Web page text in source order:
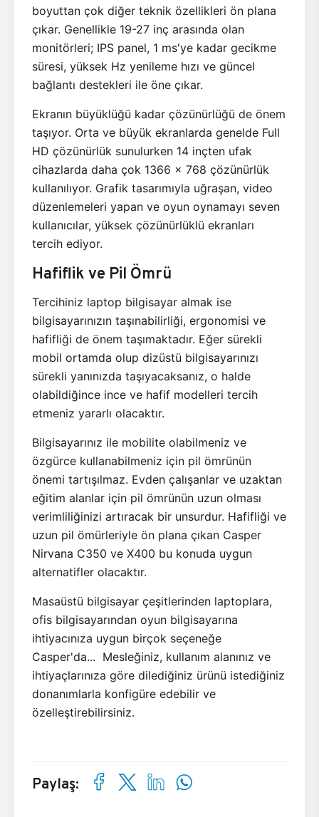
boyuttan çok diğer teknik özellikleri ön plana
çıkar. Genellikle 19-27 inç arasında olan
monitörleri; IPS panel, 1 ms'ye kadar gecikme
süresi, yüksek Hz yenileme hızı ve güncel
bağlantı destekleri ile öne çıkar.
Ekranın büyüklüğü kadar çözünürlüğü de önem
taşıyor. Orta ve büyük ekranlarda genelde Full
HD çözünürlük sunulurken 14 inçten ufak
cihazlarda daha çok 1366 x 768 çözünürlük
kullanılıyor. Grafik tasarımıyla uğraşan, video
düzenlemeleri yapan ve oyun oynamayı seven
kullanıcılar, yüksek çözünürlüklü ekranları
tercih ediyor.
Hafiflik ve Pil Ömrü
Tercihiniz laptop bilgisayar almak ise
bilgisayarınızın taşınabilirliği, ergonomisi ve
hafifliği de önem taşımaktadır. Eğer sürekli
mobil ortamda olup dizüstü bilgisayarınızı
sürekli yanınızda taşıyacaksanız, o halde
olabildiğince ince ve hafif modelleri tercih
etmeniz yararlı olacaktır.
Bilgisayarınız ile mobilite olabilmeniz ve
özgürce kullanabilmeniz için pil ömrünün
önemi tartışılmaz. Evden çalışanlar ve uzaktan
eğitim alanlar için pil ömrünün uzun olması
verimliliğinizi artıracak bir unsurdur. Hafifliği ve
uzun pil ömürleriyle ön plana çıkan Casper
Nirvana C350 ve X400 bu konuda uygun
alternatifler olacaktır.
Masaüstü bilgisayar çeşitlerinden laptoplara,
ofis bilgisayarından oyun bilgisayarına
ihtiyacınıza uygun birçok seçeneğe
Casper'da... Mesleğiniz, kullanım alanınız ve
ihtiyaçlarınıza göre dilediğiniz ürünü istediğiniz
donanımlarla konfigüre edebilir ve
özelleştirebilirsiniz.
Paylaş: